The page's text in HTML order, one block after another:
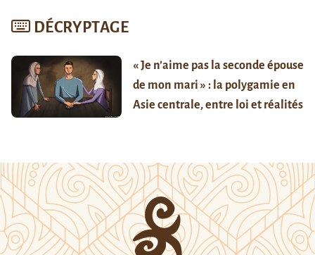
DÉCRYPTAGE
« Je n’aime pas la seconde épouse
de mon mari » : la polygamie en
Asie centrale, entre loi et réalités